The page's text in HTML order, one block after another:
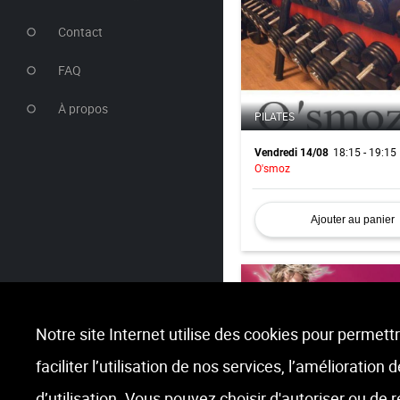
Contact
FAQ
À propos PILATES
Vendredi 14/08 18:15 - 19:15
O'smoz
Ajouter au panier
Notre site Internet utilise des cookies pour
faciliter l’utilisation de nos services,